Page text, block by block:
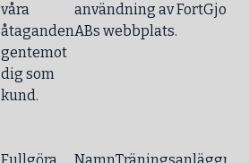
våra
åtaganden
gentemot
dig som
kund.
användning av FortGjort
ABs webbplats.